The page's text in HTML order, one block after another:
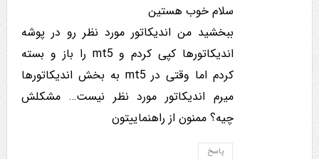
سلام خوب هستین
ببخشید من اندیکاتور مورد نظر رو در پوشه
اندیکاتورها کپی کردم و mt5 را باز و بسته
کردم اما وقتی در mt5 به بخش اندیکاتورها
میرم اندیکاتور مورد نظر نیست… مشکلش
چیه؟ ممنون از راهنماییتون
پاسخ